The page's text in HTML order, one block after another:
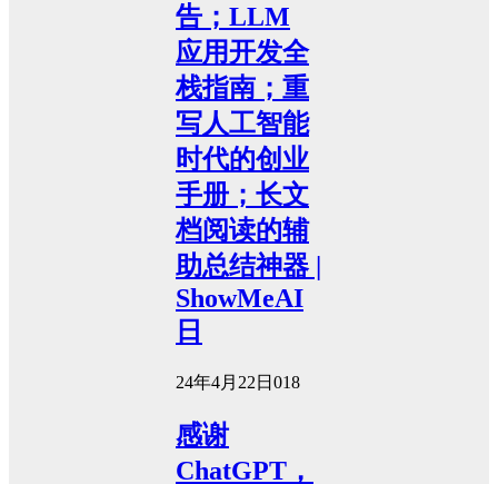
告；LLM
应用开发全
栈指南；重
写人工智能
时代的创业
手册；长文
档阅读的辅
助总结神器 |
ShowMeAI
日
24年4月22日 018
感谢
ChatGPT，